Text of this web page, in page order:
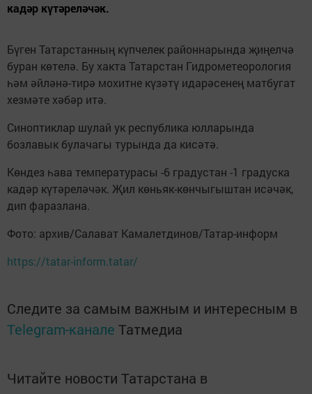
кадәр күтәреләчәк.
Бүген Татарстанның күпчелек районнарында җиңелчә
буран көтелә. Бу хакта Татарстан Гидрометеорология
һәм әйләнә-тирә мохитне күзәтү идарәсенең матбугат
хезмәте хәбәр итә.
Синоптиклар шулай ук республика юлларында
бозлавык булачагы турында да кисәтә.
Көндез һава температурасы -6 градустан -1 градуска
кадәр күтәреләчәк. Җил көньяк-көнчыгыштан исәчәк,
дип фаразлана.
Фото: архив/Салават Камалетдинов/Татар-информ
https://tatar-inform.tatar/
Следите за самым важным и интересным в
Telegram-канале Татмедиа
Читайте новости Татарстана в